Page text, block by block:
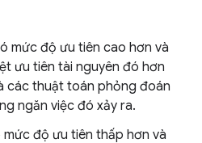
mức độ ưu tiên cao hơn và
ưu tiên tài nguyên đó hơn
các thuật toán phỏng đoán
ngăn việc đó xảy ra.
mức độ ưu tiên thấp hơn và